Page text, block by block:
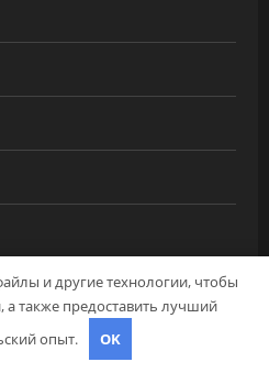
и другие технологии, чтобы
также предоставить лучший
опыт.
OK